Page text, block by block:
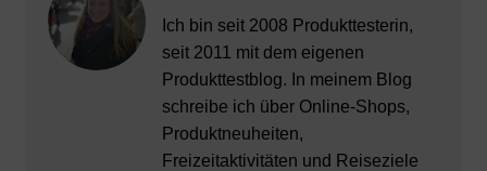
Ich bin seit 2008 Produkttesterin,
seit 2011 mit dem eigenen
Produkttestblog. In meinem Blog
schreibe ich über Online-Shops,
Produktneuheiten,
Freizeitaktivitäten und Reiseziele